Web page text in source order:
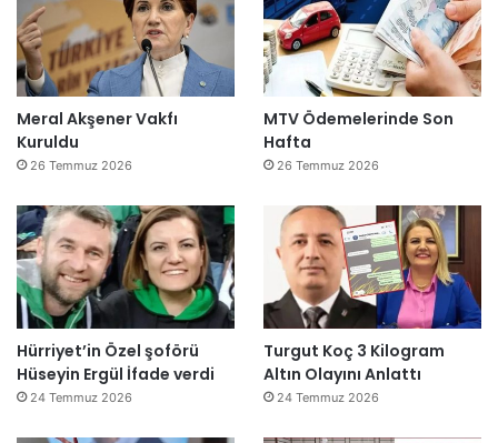
Meral Akşener Vakfı
Kuruldu
26 Temmuz 2026
MTV Ödemelerinde Son
Hafta
26 Temmuz 2026
Hürriyet’in Özel şoförü
Hüseyin Ergül İfade verdi
24 Temmuz 2026
Turgut Koç 3 Kilogram
Altın Olayını Anlattı
24 Temmuz 2026